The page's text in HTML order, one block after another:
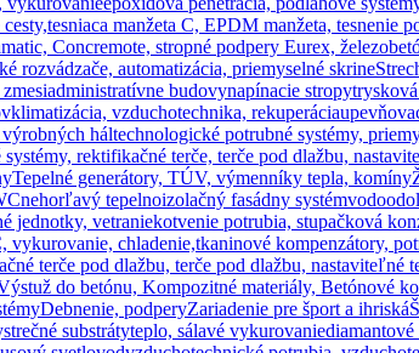
tesniaca manžeta C, EPDM manžeta, tesnenie
Concremote, stropné podpery Eurex,
automatizácia, priemyselné skrine
administratívne budovynapínacie stropy
klimatizácia, vzduchotechnika, rekuperácia
háltechnologické potrubné systémy,
systémy, rektifikačné terče, terče pod dlažbu,
Tepelné generátory, TÚV, výmenníky tepla, komíny
nehorľavý tepelnoizolačný fasádny systém
jednotky, vetraniekotvenie potrubia, stupačková
vykurovanie, chladenie,tkaninové kompenzátory,
terče pod dlažbu, terče pod dlažbu, nastaviteľné
do betónu, Kompozitné materiály, Betónové
Debnenie, podperyZariadenie pre šport a ihriská
strečné substrátyteplo, sálavé vykurovanie